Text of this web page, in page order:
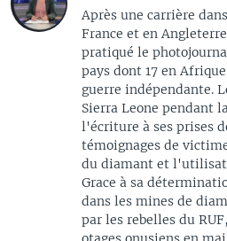
Après une carrière
France et en
pratiqué le
pays dont 17 en
guerre indépendante.
Sierra Leone pendant
l'écriture à ses prises
témoignages de
du diamant et
Grace à sa
dans les mines de
par les rebelles du